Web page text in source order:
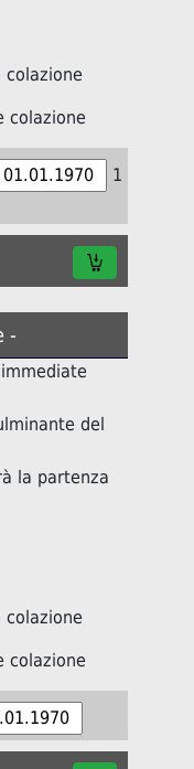
colazione
colazione
1
-
del
la partenza
colazione
colazione